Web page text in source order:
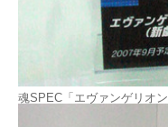
魂SPEC「エヴァンゲリオ